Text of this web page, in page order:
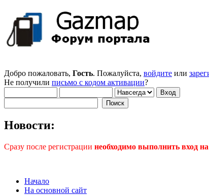
Добро пожаловать, Гость. Пожалуйста, войдите или
Не получили письмо с кодом активации?
Новости:
Сразу после регистрации необходимо выполнить вход
Начало
На основной сайт